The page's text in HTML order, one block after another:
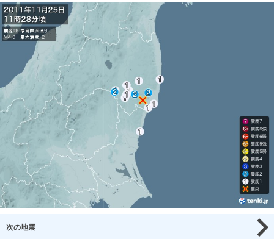
次の地震